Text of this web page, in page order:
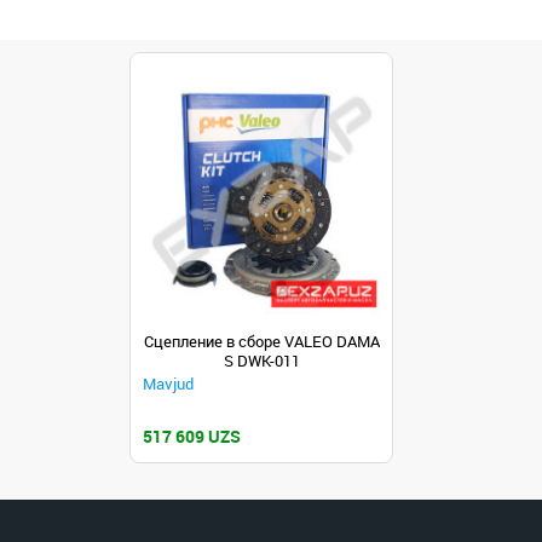
Сцепление в сборе VALEO DAMA
S DWK-011
Mavjud
517 609 UZS